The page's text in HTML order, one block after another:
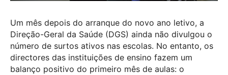
Um mês depois do arranque do novo ano letivo, a
Direção-Geral da Saúde (DGS) ainda não divulgou o
número de surtos ativos nas escolas. No entanto, os
directores das instituições de ensino fazem um
balanço positivo do primeiro mês de aulas: o